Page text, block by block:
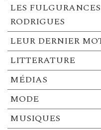
LES
RODRIGUES
LEUR DERNIER
LITTERATURE
MÉDIAS
MODE
MUSIQUES